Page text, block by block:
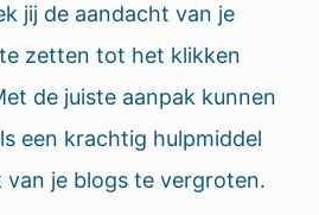
jij de aandacht van je
zetten tot het klikken
de juiste aanpak kunnen
een krachtig hulpmiddel
van je blogs te vergroten.